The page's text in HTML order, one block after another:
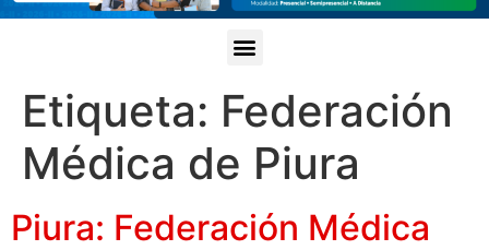
Etiqueta: Federación
Médica de Piura
Piura: Federación Médica